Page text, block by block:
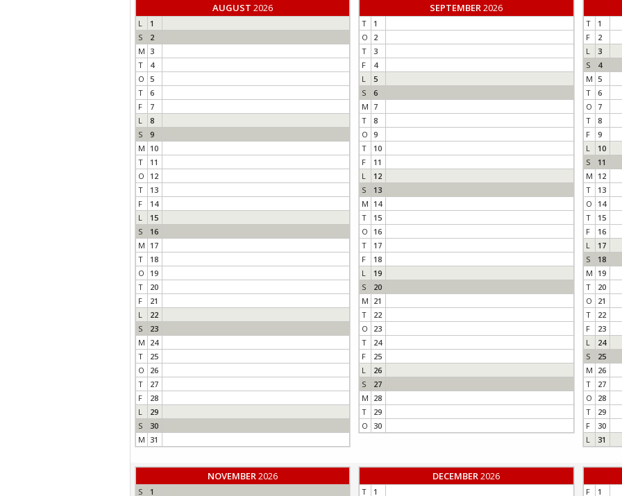
Gåtur ved
Stenhøj
AUGUST 2026
L
1
S
2
M 3
T
4
O 5
T
6
F
7
L
8
S
9
M 10
T
11
O
12
T
13
F
14
L
15
S
16
M 17
T
18
O
19
T
20
F
21
L
22
S
23
M 24
T
25
O
26
T
27
F
28
L
29
S
30
M 31
SEPTEMBER2026
T
1
O
2
T
3
F
4
L
5
S
6
M 7
T
8
O 9
T
10
F
11
L
12
S
13
M 14
T
15
O
16
T
17
F
18
L
19
S
20
M 21
T
22
O
23
T
24
F
25
L
26
S
27
M 28
T
29
O 30
T
1
F
2
L
3
S
4
M 5
T
6
O
7
T
8
F
9
L
10
S
11
M 12
T
13
O
14
T
15
F
16
L
17
S
18
M 19
T
20
O
21
T
22
F
23
L
24
S
25
M 26
T
27
O
28
T
29
F
30
L
31
NOVEMBER2026
S
1
DECEMBER2026
T
1
F
1